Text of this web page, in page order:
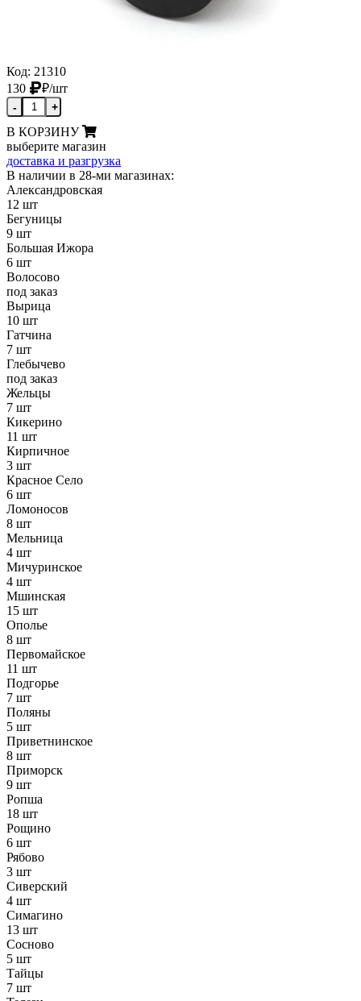
Код: 21310
130
₽/шт
- +
В КОРЗИНУ
выберите магазин
доставка и разгрузка
В наличии в 28-ми магазинах:
Александровская
12 шт
Бегуницы
9 шт
Большая Ижора
6 шт
Волосово
под заказ
Вырица
10 шт
Гатчина
7 шт
Глебычево
под заказ
Жельцы
7 шт
Кикерино
11 шт
Кирпичное
3 шт
Красное Село
6 шт
Ломоносов
8 шт
Мельница
4 шт
Мичуринское
4 шт
Мшинская
15 шт
Ополье
8 шт
Первомайское
11 шт
Подгорье
7 шт
Поляны
5 шт
Приветнинское
8 шт
Приморск
9 шт
Ропша
18 шт
Рощино
6 шт
Рябово
3 шт
Сиверский
4 шт
Симагино
13 шт
Сосново
5 шт
Тайцы
7 шт